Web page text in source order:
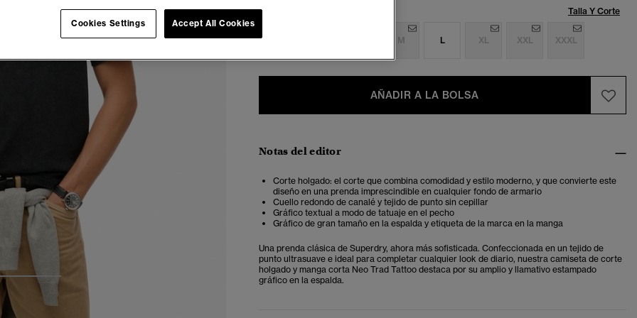
Seleccionar Talla: Talla Y Corte
M L XL XXL XXXL
AÑADIR A LA BOLSA
Notas del editor
Corte holgado: el corte que combina comodidad y estilo moderno, y que convierte este
diseño en una prenda imprescindible en cualquier fondo de armario
Cuello redondo de canalé y tejido de punto sin cepillar
Gráfico textual a modo de tatuaje en el pecho
Gráfico de gran tamaño en la espalda y etiqueta de la marca en la manga
Una prenda clásica de Superdry, ahora más sofisticada. Confeccionada en un tejido de
punto ultrasuave e ideal para completar cualquier look de diario, nuestra camiseta de corte
holgado y manga corta Neo Trad Tattoo destaca por su amplio y llamativo estampado
gráfico en la espalda.
Accept All Cookies
Cookies Settings